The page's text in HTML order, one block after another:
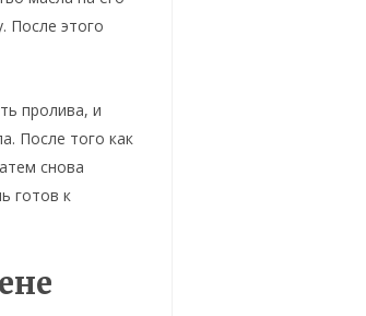
После этого
пролива, и
После того как
снова
готов к